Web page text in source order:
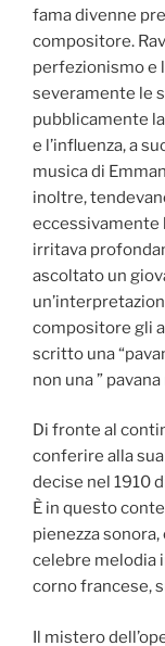
fama divenne
compositore.
perfezionismo e
severamente le
pubblicamente
e l’influenza, a
musica di
inoltre,
eccessivamente
irritava
ascoltato un
compositore gli
scritto una
non una ”
Di fronte al
conferire alla
decise nel 1910
È in questo
pienezza
celebre melodia
corno francese,
Il mistero